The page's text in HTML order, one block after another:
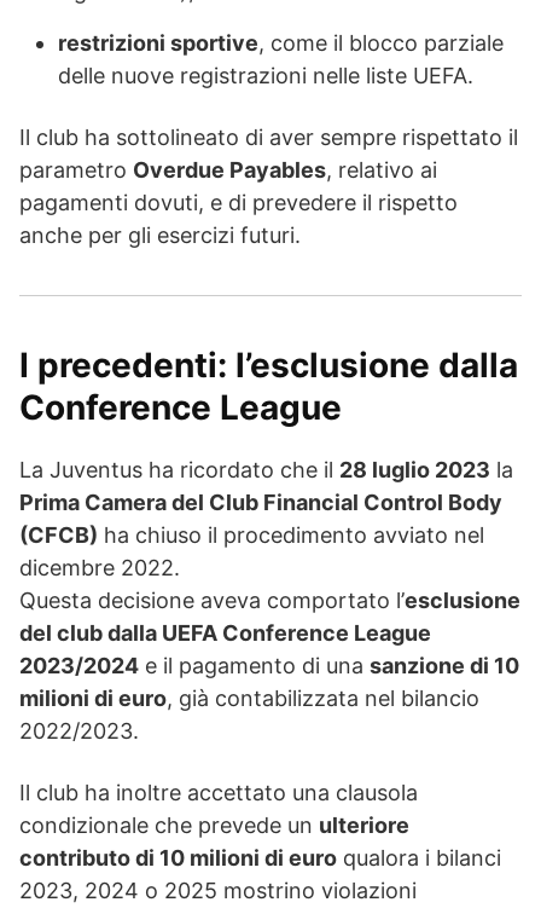
restrizioni sportive, come il blocco parziale
delle nuove registrazioni nelle liste UEFA.
Il club ha sottolineato di aver sempre rispettato il
parametro Overdue Payables, relativo ai
pagamenti dovuti, e di prevedere il rispetto
anche per gli esercizi futuri.
I precedenti: l’esclusione dalla
Conference League
La Juventus ha ricordato che il 28 luglio 2023 la
Prima Camera del Club Financial Control Body
(CFCB) ha chiuso il procedimento avviato nel
dicembre 2022.
Questa decisione aveva comportato l’esclusione
del club dalla UEFA Conference League
2023/2024 e il pagamento di una sanzione di 10
milioni di euro, già contabilizzata nel bilancio
2022/2023.
Il club ha inoltre accettato una clausola
condizionale che prevede un ulteriore
contributo di 10 milioni di euro qualora i bilanci
2023, 2024 o 2025 mostrino violazioni